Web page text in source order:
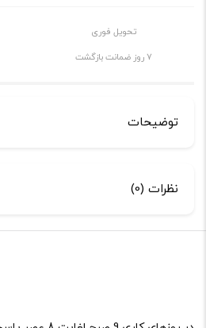
تحویل فوری
7 روز ضمانت بازگشت
توضیحات
نظرات (0)
هنوز بررسی‌ای ثبت نشده است.
اولین کسی باشید که دیدگاهی